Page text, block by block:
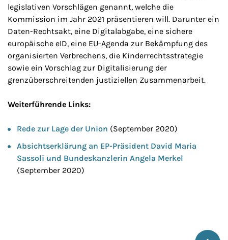
legislativen Vorschlägen genannt, welche die
Kommission im Jahr 2021 präsentieren will. Darunter ein
Daten-Rechtsakt, eine Digitalabgabe, eine sichere
europäische eID, eine EU-Agenda zur Bekämpfung des
organisierten Verbrechens, die Kinderrechtsstrategie
sowie ein Vorschlag zur Digitalisierung der
grenzüberschreitenden justiziellen Zusammenarbeit.
Weiterführende Links:
Rede zur Lage der Union (September 2020)
Absichtserklärung an EP-Präsident David Maria
Sassoli und Bundeskanzlerin Angela Merkel
(September 2020)